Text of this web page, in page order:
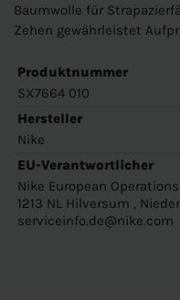
Baumwolle für
Zehen gewährleistet
Produktnummer
SX7664 010
Hersteller
Nike
EU-Verantwortlicher
Nike European
1213 NL Hilversum ,
serviceinfo.de@nike.com